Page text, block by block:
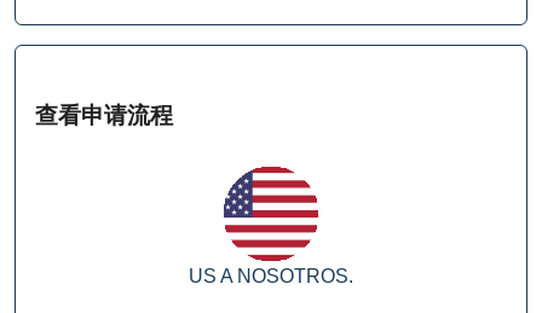
查看申请流程
US A NOSOTROS.